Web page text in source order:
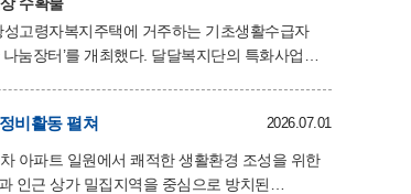
고령자복지주택에 거주하는 기초생활수급자
. 달달복지단의 특화사업인
어르신들이 직접 장터에 나와 수확물을 나누어
로 안부를 확인하는 소중한 기회가 되었다.
비활동 펼쳐 2026.07.01
아파트 일원에서 쾌적한 생활환경 조성을 위한